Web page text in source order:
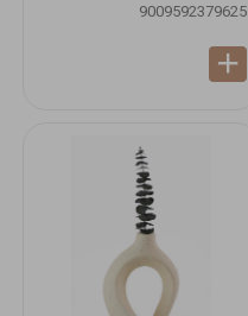
9009592379625